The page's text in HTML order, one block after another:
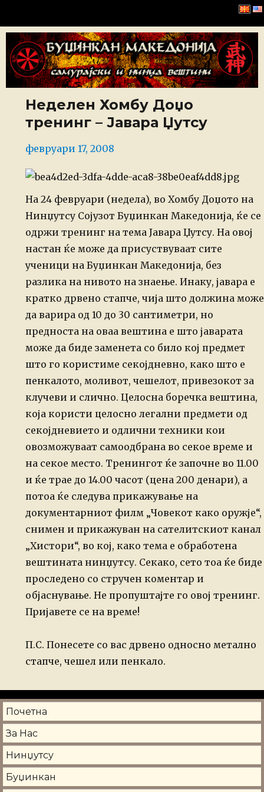
Буџинкан Македонија
Неделен Хомбу Доџо
тренинг – Јавара Џутсу
Posted
февруари 17, 2008
На 24 февруари (недела), во Хомбу Доџото на
Нинџутсу Сојузот Буџинкан Македонија, ќе се
одржи тренинг на тема Јавара Џутсу. На овој
настан ќе може да присуствуваат сите
ученици на Буџинкан Македонија, без
разлика на нивото на знаење. Инаку, јавара е
кратко дрвено стапче, чија што должина може
да варира од 10 до 30 сантиметри, но
предноста на оваа вештина е што јаварата
може да биде заменета со било кој предмет
што го користиме секојдневно, како што е
пенкалото, моливот, чешелот, привезокот за
клучеви и слично. Целосна боречка вештина,
која користи целосно легални предмети од
секојдневието и одлични техники кои
овозможуваат самоодбрана во секое време и
на секое место. Тренингот ќе започне во 11.00
и ќе трае до 14.00 часот (цена 200 денари), а
потоа ќе следува прикажување на
документарниот филм „Човекот како оружје“,
снимен и прикажуван на сателитскиот канал
„Хистори“, во кој, како тема е обработена
вештината нинџутсу. Секако, сето тоа ќе биде
проследено со стручен коментар и
објаснување. Не пропуштајте го овој тренинг.
Пријавете се на време!
П.С. Понесете со вас дрвено односно метално
стапче, чешел или пенкало.
Почетна
За Нас
Нинџутсу
Буџинкан